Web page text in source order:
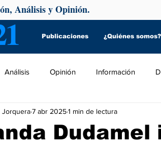
Publicaciones ¿Quiénes somos?
Análisis y Opinión.
Análisis Opinión Información
Dudamel
Jorquera7 abr 20251 min de lectura